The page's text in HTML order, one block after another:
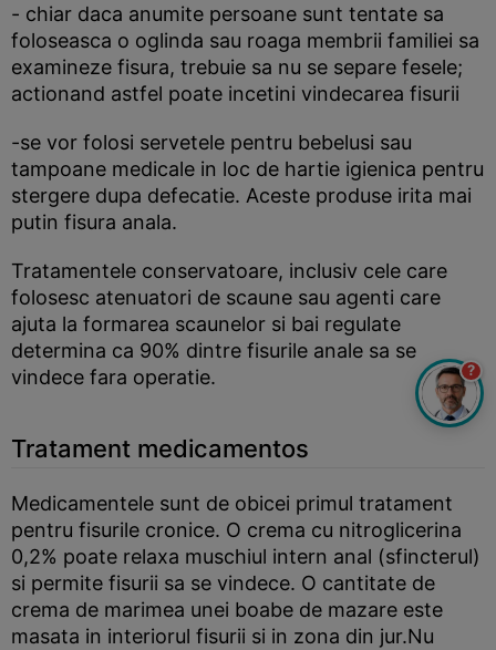
- chiar daca anumite persoane sunt tentate sa
foloseasca o oglinda sau roaga membrii familiei sa
examineze fisura, trebuie sa nu se separe fesele;
actionand astfel poate incetini vindecarea fisurii
-se vor folosi servetele pentru bebelusi sau
tampoane medicale in loc de hartie igienica pentru
stergere dupa defecatie. Aceste produse irita mai
putin fisura anala.
Tratamentele conservatoare, inclusiv cele care
folosesc atenuatori de scaune sau agenti care
ajuta la formarea scaunelor si bai regulate
determina ca 90% dintre fisurile anale sa se
vindece fara operatie.
Tratament medicamentos
Medicamentele sunt de obicei primul tratament
pentru fisurile cronice. O crema cu nitroglicerina
0,2% poate relaxa muschiul intern anal (sfincterul)
si permite fisurii sa se vindece. O cantitate de
crema de marimea unei boabe de mazare este
masata in interiorul fisurii si in zona din jur.Nu
?